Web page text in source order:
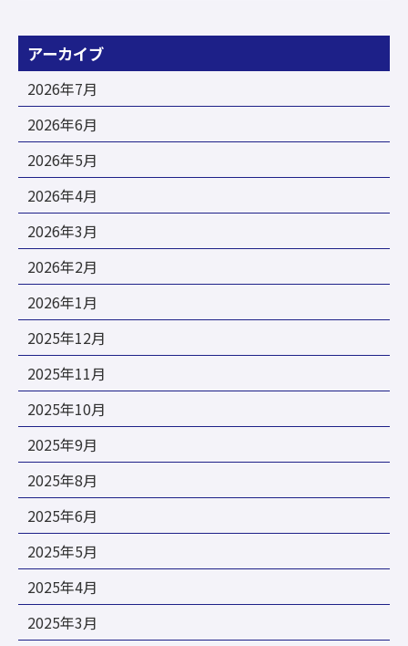
アーカイブ
2026年7月
2026年6月
2026年5月
2026年4月
2026年3月
2026年2月
2026年1月
2025年12月
2025年11月
2025年10月
2025年9月
2025年8月
2025年6月
2025年5月
2025年4月
2025年3月